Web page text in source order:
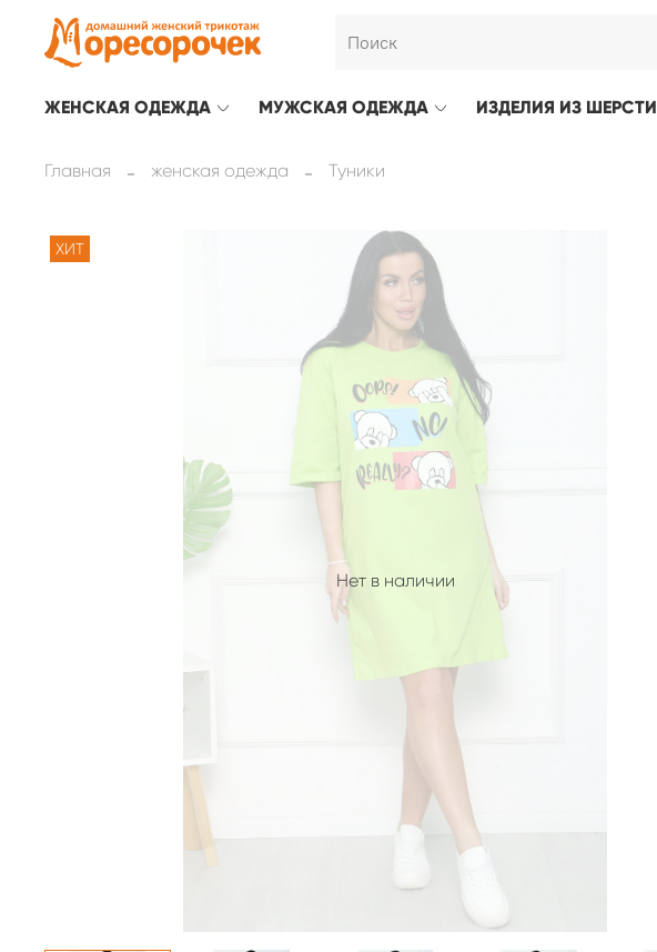
ЖЕНСКАЯ ОДЕЖДА МУЖСКАЯ ОДЕЖДА ИЗДЕЛИЯ ИЗ ШЕРСТИ
Главная женская одежда Туники
Нет в наличии
ХИТ